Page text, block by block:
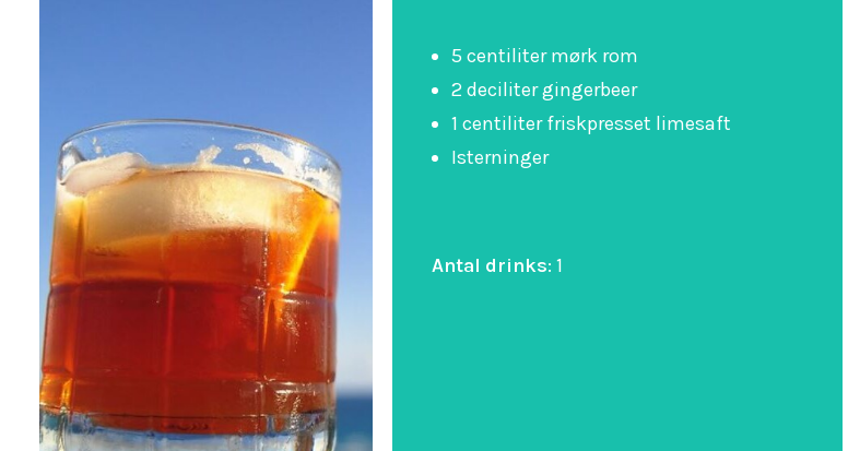
5 centiliter mørk rom
2 deciliter gingerbeer
1 centiliter friskpresset limesaft
Isterninger
Antal drinks: 1